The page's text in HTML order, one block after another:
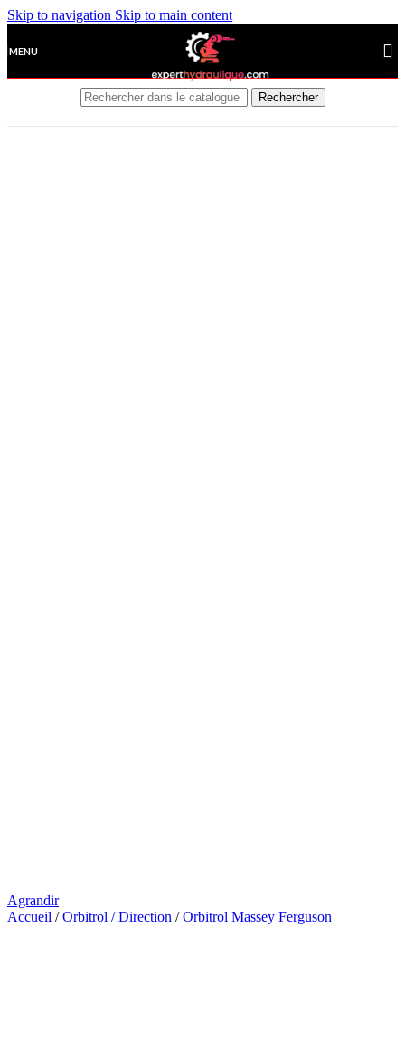
Skip to navigation Skip to main content
MENU
Rechercher
Agrandir
Accueil / Orbitrol / Direction / Orbitrol Massey Ferguson